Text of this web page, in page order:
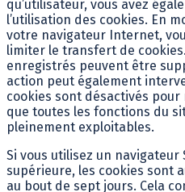
qu’utilisateur, vous avez
l’utilisation des cookies. En
votre navigateur Internet,
limiter le transfert de
enregistrés peuvent être
action peut également
cookies sont désactivés
que toutes les fonctions du
pleinement exploitables.
Si vous utilisez un navigateur
supérieure, les cookies sont
au bout de sept jours. Cela